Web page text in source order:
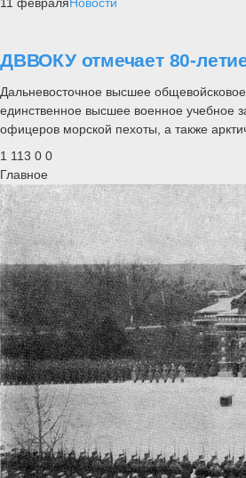
ДВВОКУ отмечает 80-
Дальневосточное высшее
единственное высшее военное учебное
офицеров морской пехоты, а также
1 113 0 0
Главное